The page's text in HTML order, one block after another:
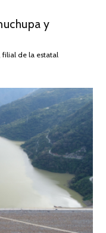
y
filial de la estatal